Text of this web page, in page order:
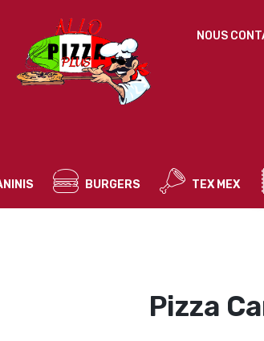
NOUS
perdu ?
sera envoyé vers votre adresse
BURGERS TEX MEX
Pizza